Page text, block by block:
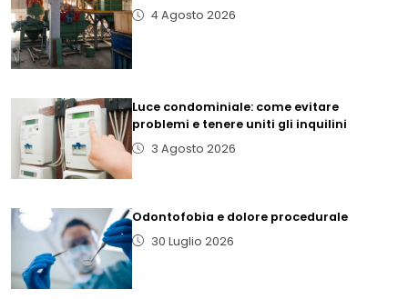
4 Agosto 2026
Luce condominiale: come evitare
problemi e tenere uniti gli inquilini
3 Agosto 2026
Odontofobia e dolore procedurale
30 Luglio 2026